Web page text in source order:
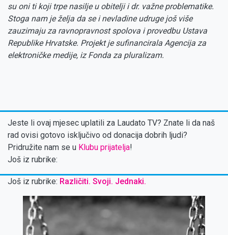
su oni ti koji trpe nasilje u obitelji i dr. važne problematike.
Stoga nam je želja da se i nevladine udruge još više
zauzimaju za ravnopravnost spolova i provedbu Ustava
Republike Hrvatske. Projekt je sufinancirala Agencija za
elektroničke medije, iz Fonda za pluralizam.
Jeste li ovaj mjesec uplatili za Laudato TV? Znate li da naš
rad ovisi gotovo isključivo od donacija dobrih ljudi?
Pridružite nam se u Klubu prijatelja!
Još iz rubrike:
Još iz rubrike: Različiti. Svoji. Jednaki.